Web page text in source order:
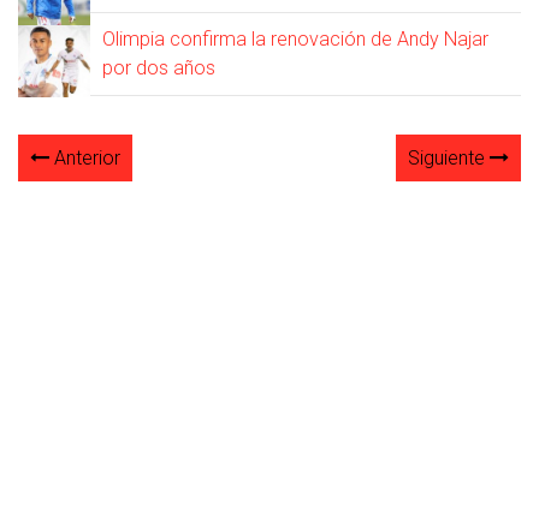
Olimpia confirma la renovación de Andy Najar
por dos años
Anterior Siguiente